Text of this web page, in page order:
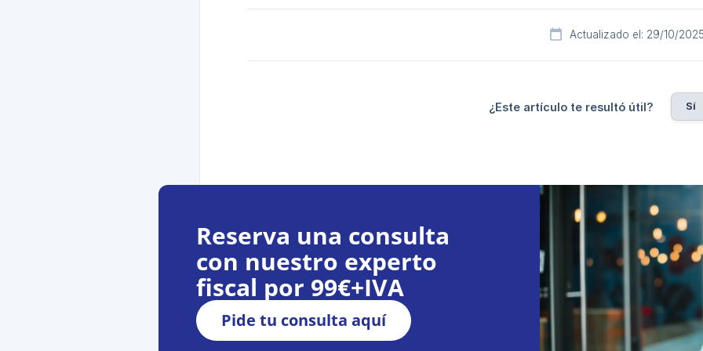
Actualizado el: 29/10/
¿Este artículo te resultó útil? Sí
Reserva una consulta
con nuestro experto
fiscal por 99€+IVA
Pide tu consulta aquí